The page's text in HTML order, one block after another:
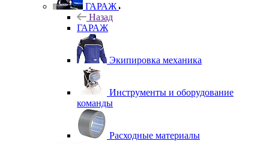
ГАРАЖ
Назад
ГАРАЖ
Экипировка механика
Инструменты и оборудование
команды
Расходные материалы